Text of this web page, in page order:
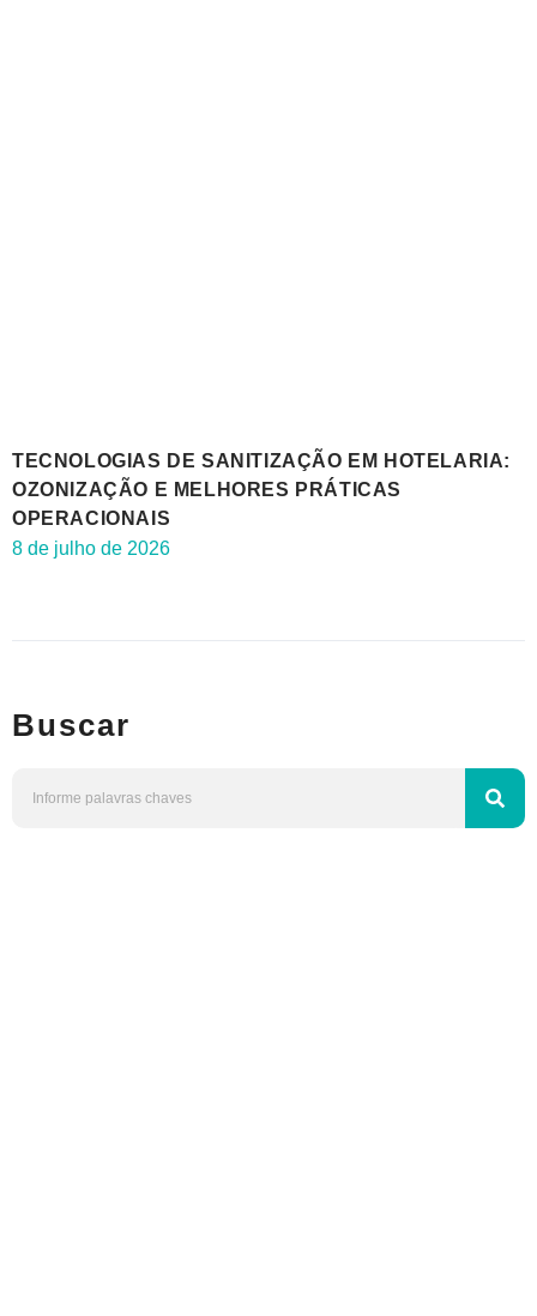
TECNOLOGIAS DE SANITIZAÇÃO EM HOTELARIA:
OZONIZAÇÃO E MELHORES PRÁTICAS
OPERACIONAIS
8 de julho de 2026
Buscar